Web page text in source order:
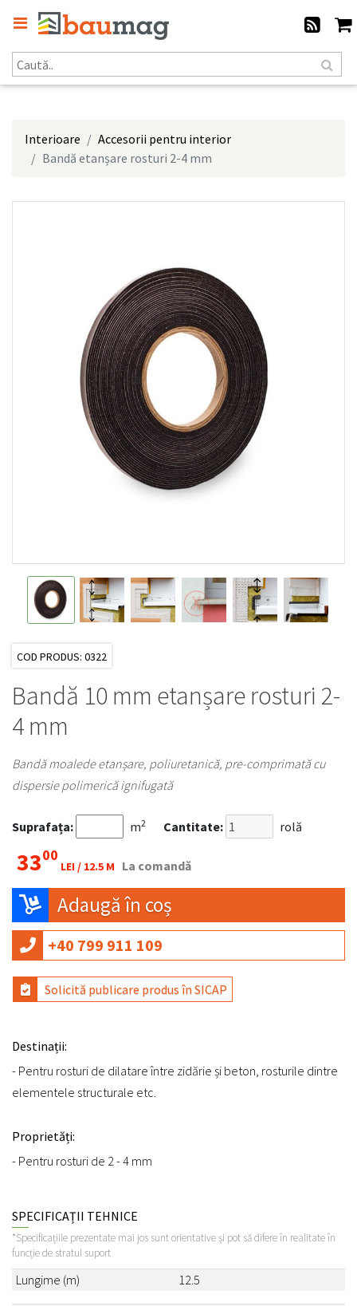
Interioare
Accesorii pentru interior
Bandă etanșare rosturi 2-4 mm
COD PRODUS: 0322
Bandă 10 mm etanșare rosturi 2-
4 mm
Bandă moalede etanșare, poliuretanică, pre-comprimată cu
dispersie polimerică ignifugată
Suprafața: m2 Cantitate: rolă
3300
LEI / 12.5 M La comandă
Adaugă în coș
+40 799 911 109
Solicită publicare produs în SICAP
Destinații:
- Pentru rosturi de dilatare între zidărie și beton, rosturile dintre
elementele structurale etc.
Proprietăți:
- Pentru rosturi de 2 - 4 mm
SPECIFICAȚII TEHNICE
*Specificațiile prezentate mai jos sunt orientative și pot să difere în realitate în
funcție de stratul suport
Lungime (m) 12.5